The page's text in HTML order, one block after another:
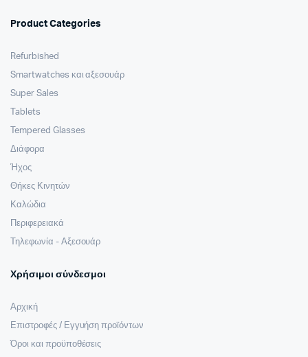
Product Categories
Refurbished
Smartwatches και αξεσουάρ
Super Sales
Tablets
Tempered Glasses
Διάφορα
Ήχος
Θήκες Κινητών
Καλώδια
Περιφερειακά
Τηλεφωνία - Αξεσουάρ
Χρήσιμοι σύνδεσμοι
Αρχική
Επιστροφές / Εγγυήση προϊόντων
Όροι και προϋποθέσεις